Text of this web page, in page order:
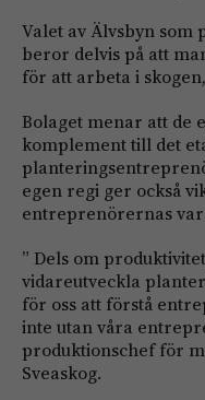
Valet av Älvsbyn
beror delvis på att
för att arbeta i
Bolaget menar att de
komplement till det
egen regi ger också
entreprenörernas
” Dels om
vidareutveckla
för oss att förstå
inte utan våra
produktionschef för
Sveaskog.